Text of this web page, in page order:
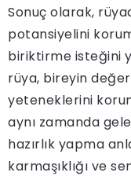
Sonuç olarak,
potansiyelini
biriktirme isteğini
rüya, bireyin
yeteneklerini
aynı zamanda
hazırlık yapma
karmaşıklığı ve